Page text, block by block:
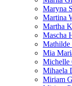
Maryna
Martina
Martha
Mascha
Mathilde
Mia
Michelle
Mihaela
Miriam